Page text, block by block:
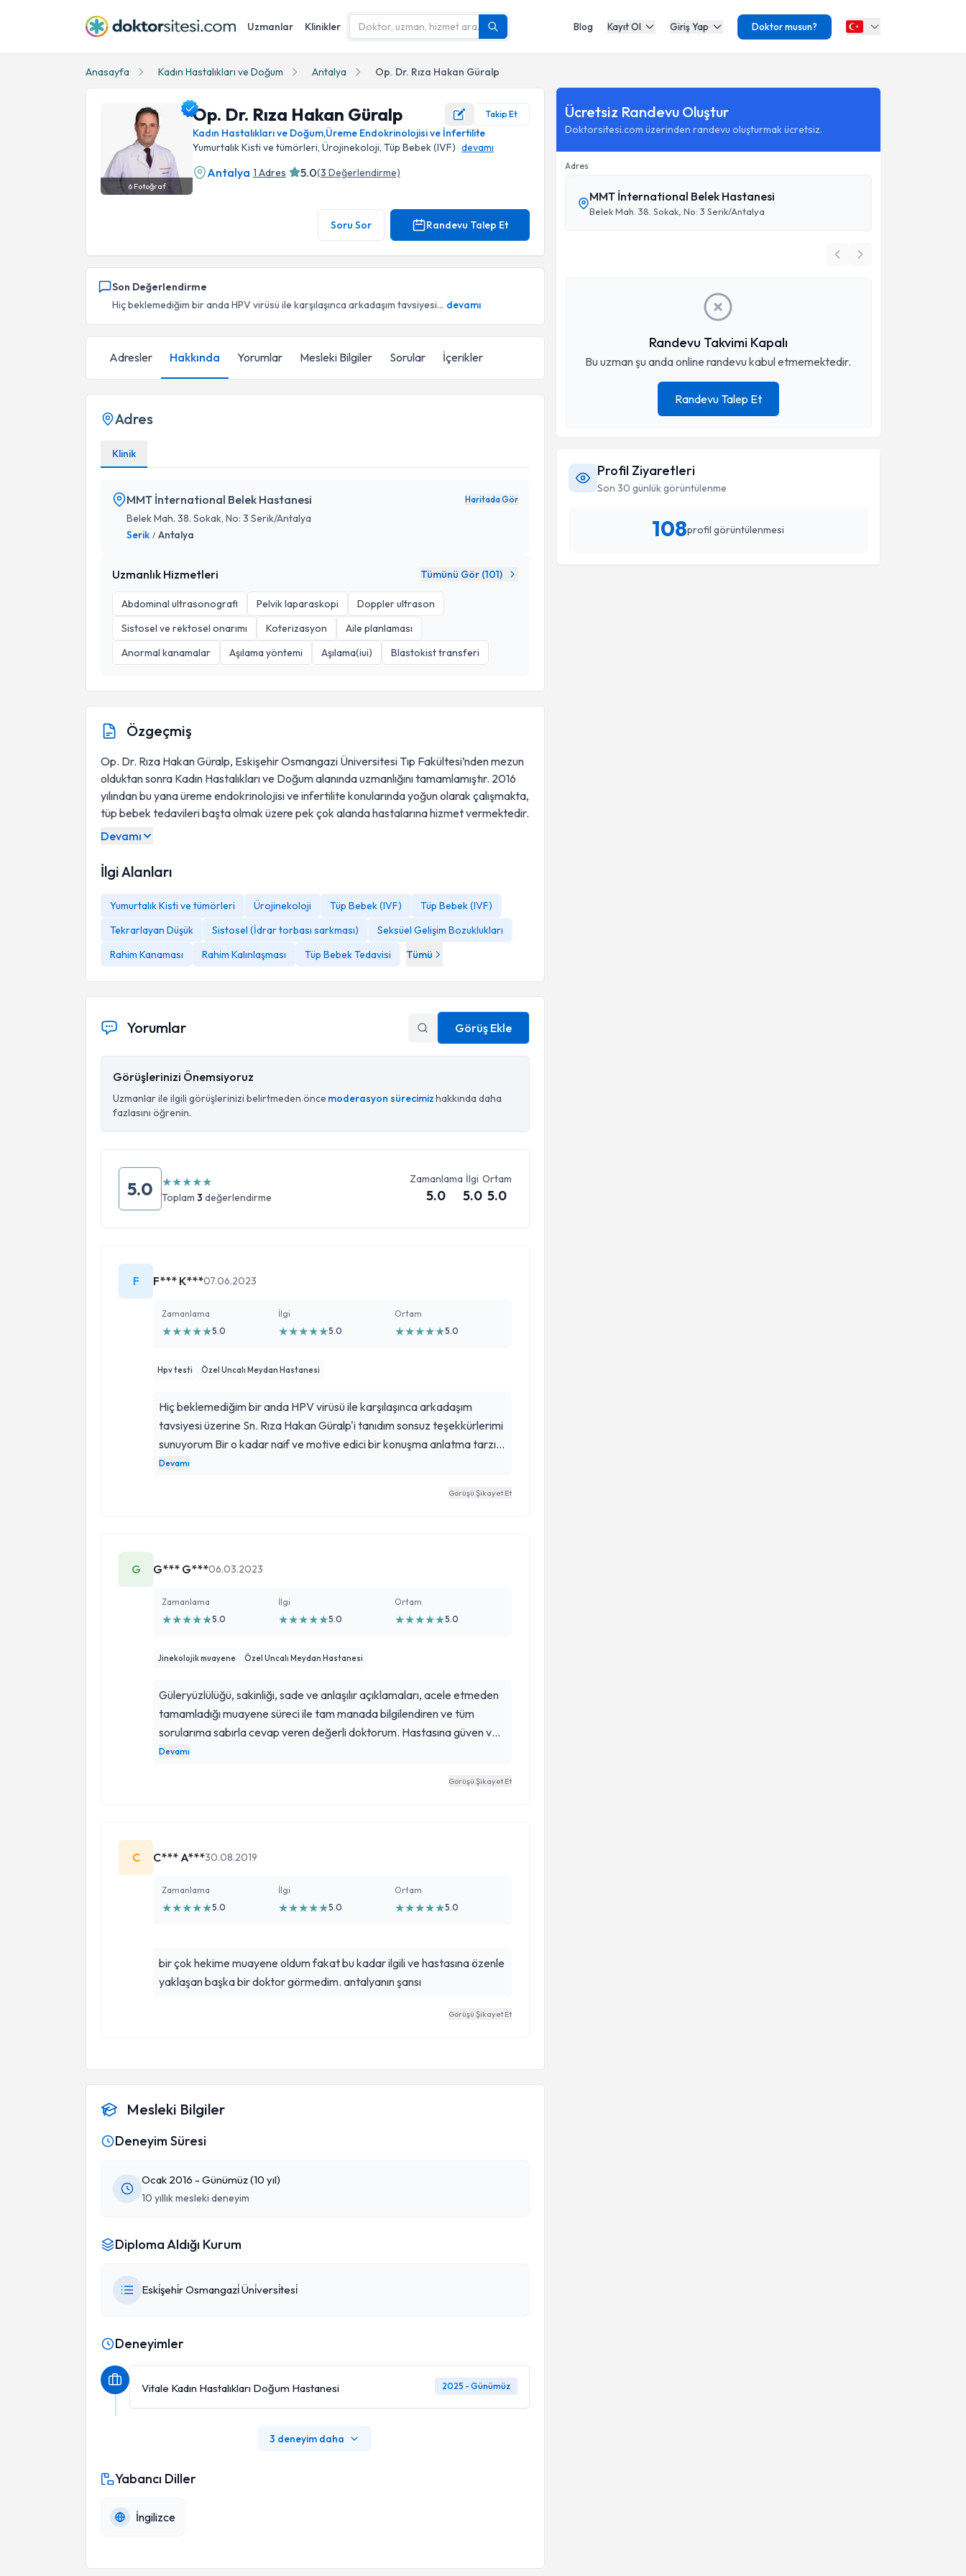
Uzmanlar Klinikler Blog Kayıt Ol Giriş Yap Doktor musun?
Anasayfa Kadın Hastalıkları ve Doğum Antalya Op. Dr. Rıza Hakan Güralp
6Fotoğraf
Op. Dr. Rıza Hakan Güralp Takip Et
Kadın Hastalıkları ve Doğum,Üreme Endokrinolojisi ve İnfertilite
Yumurtalık Kisti ve tümörleri, Ürojinekoloji, Tüp Bebek (IVF) devamı
Antalya 1 Adres 5.0(3 Değerlendirme)
Soru Sor Randevu Talep Et
Son Değerlendirme
Hiç beklemediğim bir anda HPV virüsü ile karşılaşınca arkadaşım tavsiyesi... devamı
Adresler Hakkında Yorumlar Mesleki Bilgiler Sorular İçerikler
Adres
Klinik
MMT İnternational Belek Hastanesi Haritada Gör
Belek Mah. 38. Sokak, No: 3 Serik/Antalya
Serik / Antalya
Uzmanlık Hizmetleri Tümünü Gör (101)
Abdominal ultrasonografi Pelvik laparaskopi
Doppler ultrason
Sistosel ve rektosel onarımı
Koterizasyon
Aile planlaması
Anormal kanamalar
Aşılama yöntemi Aşılama(iui) Blastokist transferi
Özgeçmiş
Op. Dr. Rıza Hakan Güralp, Eskişehir Osmangazi Üniversitesi Tıp Fakültesi’nden mezun
olduktan sonra Kadın Hastalıkları ve Doğum alanında uzmanlığını tamamlamıştır. 2016
yılından bu yana üreme endokrinolojisi ve infertilite konularında yoğun olarak çalışmakta,
tüp bebek tedavileri başta olmak üzere pek çok alanda hastalarına hizmet vermektedir.
Devamı
İlgi Alanları
Yumurtalık Kisti ve tümörleri Ürojinekoloji Tüp Bebek (IVF)
Tüp Bebek (IVF)
Tekrarlayan Düşük
Sistosel (İdrar torbası sarkması)
Seksüel Gelişim Bozuklukları
Rahim Kanaması
Rahim Kalınlaşması Tüp Bebek Tedavisi Tümü
Yorumlar Görüş Ekle
Görüşlerinizi Önemsiyoruz
Uzmanlar ile ilgili görüşlerinizi belirtmeden önce moderasyon sürecimizhakkında daha
fazlasını öğrenin.
5.0 ★★★★★
Toplam 3 değerlendirme
Zamanlama
5.0
İlgi
5.0
Ortam
5.0
F F*** K***07.06.2023
Zamanlama
★★★★★5.0
İlgi
★★★★★5.0
Ortam
★★★★★5.0
Hpv testi Özel Uncalı Meydan Hastanesi
Hiç beklemediğim bir anda HPV virüsü ile karşılaşınca arkadaşım
tavsiyesi üzerine Sn. Rıza Hakan Güralp'i tanıdım sonsuz teşekkürlerimi
sunuyorum Bir o kadar naif ve motive edici bir konuşma anlatma tarzı
ile gerçekten hiç bir olumsuzluk düşünemiyor insan! İyi ki sizi tanıdım
Devamı
Görüşü Şikayet Et
G G*** G***06.03.2023
Zamanlama
★★★★★5.0
İlgi
★★★★★5.0
Ortam
★★★★★5.0
Jinekolojik muayene Özel Uncalı Meydan Hastanesi
Güleryüzlülüğü, sakinliği, sade ve anlaşılır açıklamaları, acele etmeden
tamamladığı muayene süreci ile tam manada bilgilendiren ve tüm
sorularıma sabırla cevap veren değerli doktorum. Hastasına güven ve
gerçekten değer veren bir hekim. Şüphesiz tanıdığım en iyi doktordur
Devamı
Görüşü Şikayet Et
C C*** A***30.08.2019
Zamanlama
★★★★★5.0
İlgi
★★★★★5.0
Ortam
★★★★★5.0
bir çok hekime muayene oldum fakat bu kadar ilgili ve hastasına özenle
yaklaşan başka bir doktor görmedim. antalyanın şansı
Görüşü Şikayet Et
Mesleki Bilgiler
Deneyim Süresi
Ocak 2016 - Günümüz (10 yıl)
10 yıllık mesleki deneyim
Diploma Aldığı Kurum
Eski̇şehi̇r Osmangazi̇ Üni̇versi̇tesi̇
Deneyimler
Vitale Kadın Hastalıkları Doğum Hastanesi 2025 - Günümüz
3 deneyim daha
Yabancı Diller
İngilizce
Ücretsiz Randevu Oluştur
Doktorsitesi.com üzerinden randevu oluşturmak ücretsiz.
Adres
MMT İnternational Belek Hastanesi
Belek Mah. 38. Sokak, No: 3 Serik/Antalya
Randevu Takvimi Kapalı
Bu uzman şu anda online randevu kabul etmemektedir.
Randevu Talep Et
Profil Ziyaretleri
Son 30 günlük görüntülenme
108profil görüntülenmesi